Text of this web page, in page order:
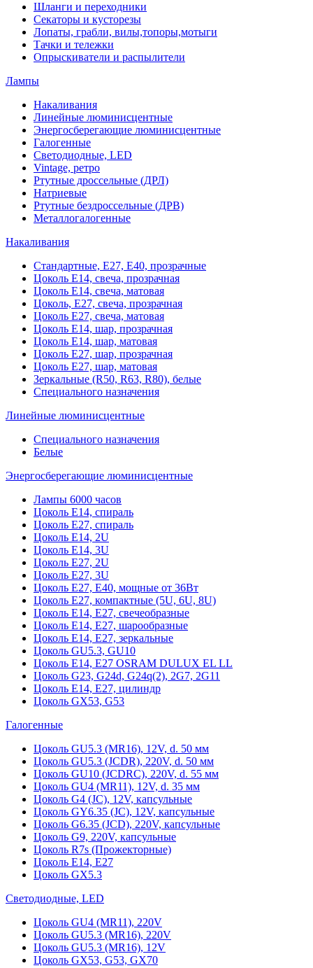
Шланги и переходники
Секаторы и кусторезы
Лопаты, грабли, вилы,топоры,мотыги
Тачки и тележки
Опрыскиватели и распылители
Лампы
Накаливания
Линейные люминисцентные
Энергосберегающие люминисцентные
Галогенные
Светодиодные, LED
Vintage, ретро
Ртутные дроссельные (ДРЛ)
Натриевые
Ртутные бездроссельные (ДРВ)
Металлогалогенные
Накаливания
Стандартные, Е27, Е40, прозрачные
Цоколь Е14, свеча, прозрачная
Цоколь Е14, свеча, матовая
Цоколь, Е27, свеча, прозрачная
Цоколь Е27, свеча, матовая
Цоколь Е14, шар, прозрачная
Цоколь Е14, шар, матовая
Цоколь Е27, шар, прозрачная
Цоколь Е27, шар, матовая
Зеркальные (R50, R63, R80), белые
Специального назначения
Линейные люминисцентные
Специального назначения
Белые
Энергосберегающие люминисцентные
Лампы 6000 часов
Цоколь Е14, спираль
Цоколь Е27, спираль
Цоколь Е14, 2U
Цоколь Е14, 3U
Цоколь Е27, 2U
Цоколь Е27, 3U
Цоколь Е27, Е40, мощные от 36Вт
Цоколь Е27, компактные (5U, 6U, 8U)
Цоколь Е14, Е27, свечеобразные
Цоколь Е14, Е27, шарообразные
Цоколь Е14, Е27, зеркальные
Цоколь GU5.3, GU10
Цоколь Е14, Е27 OSRAM DULUX EL LL
Цоколь G23, G24d, G24q(2), 2G7, 2G11
Цоколь Е14, Е27, цилиндр
Цоколь GX53, G53
Галогенные
Цоколь GU5.3 (MR16), 12V, d. 50 мм
Цоколь GU5.3 (JCDR), 220V, d. 50 мм
Цоколь GU10 (JCDRC), 220V, d. 55 мм
Цоколь GU4 (MR11), 12V, d. 35 мм
Цоколь G4 (JC), 12V, капсульные
Цоколь GY6.35 (JC), 12V, капсульные
Цоколь G6.35 (JCD), 220V, капсульные
Цоколь G9, 220V, капсульные
Цоколь R7s (Прожекторные)
Цоколь E14, E27
Цоколь GX5.3
Светодиодные, LED
Цоколь GU4 (MR11), 220V
Цоколь GU5.3 (MR16), 220V
Цоколь GU5.3 (MR16), 12V
Цоколь GX53, G53, GX70